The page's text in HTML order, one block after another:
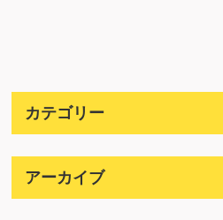
カテゴリー
アーカイブ